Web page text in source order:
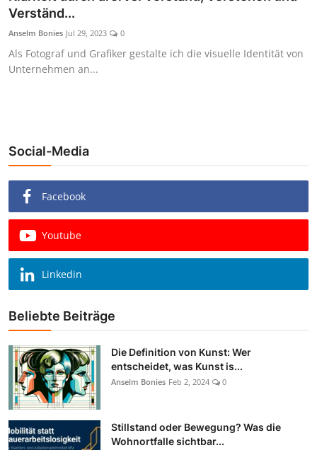
Verständ...
Anselm Bonies Jul 29, 2023 0
Als Fotograf und Grafiker gestalte ich die visuelle Identität von
Unternehmen an...
Social-Media
Facebook
Youtube
Linkedin
Beliebte Beiträge
Die Definition von Kunst: Wer
entscheidet, was Kunst is...
Anselm Bonies Feb 2, 2024 0
Stillstand oder Bewegung? Was die
Wohnortfalle sichtbar...